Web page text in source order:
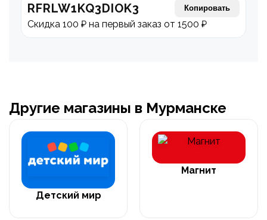
RFRLW1KQ3DIOK3 Копировать
Скидка 100 ₽ на первый заказ от 1500 ₽
Другие магазины в Мурманске
Детский мир
Магнит